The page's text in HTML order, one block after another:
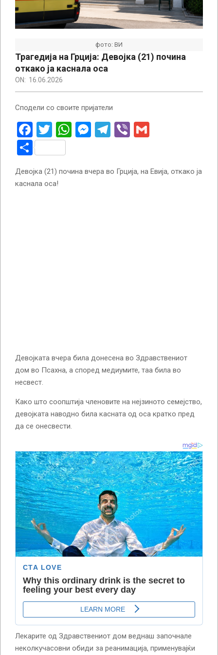
фото: ВИ
Трагедија на Грција: Девојка (21) почина
откако ја каснала оса
ON: 16.06.2026
Сподели со своите пријатели
Facebook
Twitter
WhatsApp
Messenger
Telegram
Viber
Share
Девојка (21) почина вчера во Грција, на Евија, откако ја
каснала оса!
Девојката вчера била донесена во Здравствениот
дом во Псахна, а според медиумите, таа била во
несвест.
Како што соопштија членовите на нејзиното семејство,
девојката наводно била касната од оса кратко пред
да се онесвести.
Лекарите од Здравствениот дом веднаш започнале
неколкучасовни обиди за реанимација, применувајќи